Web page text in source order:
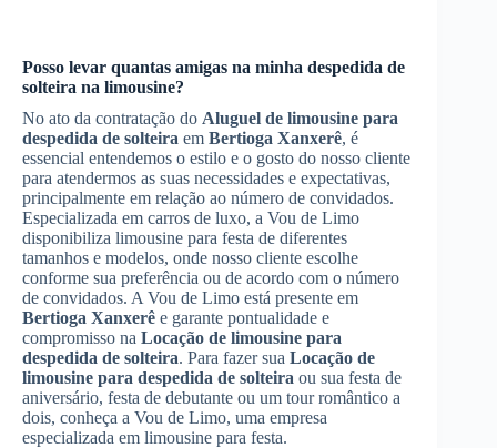
Posso levar quantas amigas na minha despedida de
solteira na limousine?
No ato da contratação do Aluguel de limousine para
despedida de solteira em Bertioga Xanxerê, é
essencial entendemos o estilo e o gosto do nosso cliente
para atendermos as suas necessidades e expectativas,
principalmente em relação ao número de convidados.
Especializada em carros de luxo, a Vou de Limo
disponibiliza limousine para festa de diferentes
tamanhos e modelos, onde nosso cliente escolhe
conforme sua preferência ou de acordo com o número
de convidados. A Vou de Limo está presente em
Bertioga Xanxerê e garante pontualidade e
compromisso na Locação de limousine para
despedida de solteira. Para fazer sua Locação de
limousine para despedida de solteira ou sua festa de
aniversário, festa de debutante ou um tour romântico a
dois, conheça a Vou de Limo, uma empresa
especializada em limousine para festa.